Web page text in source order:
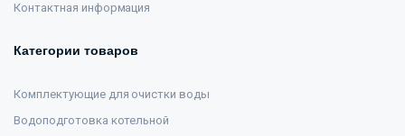
Контактная информация
Категории товаров
Комплектующие для очистки воды
Водоподготовка котельной